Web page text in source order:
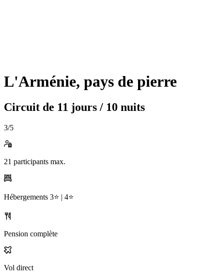
L'Arménie, pays de pierre
Circuit de 11 jours / 10 nuits
3/5
21 participants max.
Hébergements 3⭐️ | 4⭐️
Pension complète
Vol direct